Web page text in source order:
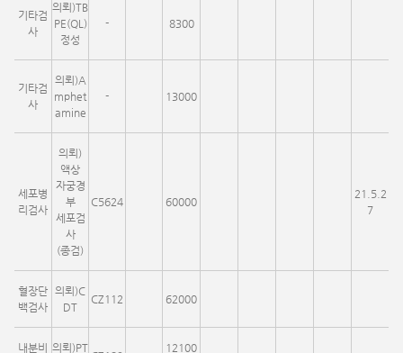
기타검
사
의뢰)TB
PE(QL)
정성
- 8300
기타검
사
의뢰)A
mphet
amine
- 13000
세포병
리검사
의뢰)
액상
자궁경
부
세포검
사
(종검)
C5624 60000
21.5.2
7
혈장단
백검사
의뢰)C
DT
CZ112 62000
내분비
의뢰)PT
12100